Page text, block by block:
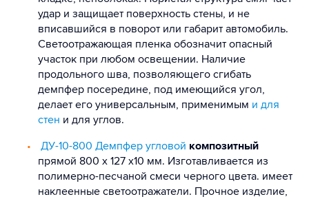
удар и защищает поверхность стены, и не
вписавшийся в поворот или габарит автомобиль.
Светоотражающая пленка обозначит опасный
участок при любом освещении. Наличие
продольного шва, позволяющего сгибать
демпфер посередине, под имеющийся угол,
делает его универсальным, применимым и для
стен и для углов.
ДУ-10-800 Демпфер угловой композитный
прямой 800 х 127 х10 мм. Изготавливается из
полимерно-песчаной смеси черного цвета. имеет
наклеенные светоотражатели. Прочное изделие,